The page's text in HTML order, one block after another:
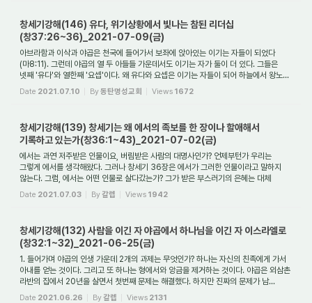
창세기강해(146) 유다, 위기상황에서 빛나는 참된 리더십
(창37:26~36)_2021-07-09(금)
아브라함과 이삭과 야곱은 천국에 들어가서 보좌에 앉아있는 이기는 자들이 되었다
(마8:11). 그런데 야곱의 열 두 아들들 가운데서도 이기는 자가 둘이 더 있다. 그들은
넷째 '유다'와 열한째 '요셉'이다. 왜 유다와 요셉은 이기는 자들이 되어 하늘에서 왕노...
Date 2021.07.10 By동탄명성교회 Views 1672
창세기강해(139) 창세기는 왜 에서의 족보를 한 장이나 할애해서
기록하고 있는가(창36:1~43)_2021-07-02(금)
에서는 과연 저주받은 인물이요, 버림받은 사람의 대명사인가? 언제부턴가 우리는
그렇게 에서를 생각해왔다. 그러나 창세기 36장은 에서가 그러한 인물이라고 말하지
않는다. 그럼, 에서는 어떤 인물로 살다갔는가? 그가 받은 부스러기의 은혜는 대체
어떻게 ...
Date 2021.07.03 By갈렙 Views 1942
창세기강해(132) 사람을 이긴 자 야곱에서 하나님을 이긴 자 이스라엘로
(창32:1~32)_2021-06-25(금)
1. 들어가며 야곱의 인생 가운데 2개의 과제는 무엇인가? 하나는 자신의 친족에게 가서
아내를 얻는 것이다. 그리고 또 하나는 형에서와 앙금을 제거하는 것이다. 야곱은 외삼촌
라반의 집에서 20년을 살면서 첫번째 문제는 해결했다. 하지만 진짜의 문제가 남...
Date 2021.06.26 By갈렙 Views 2131